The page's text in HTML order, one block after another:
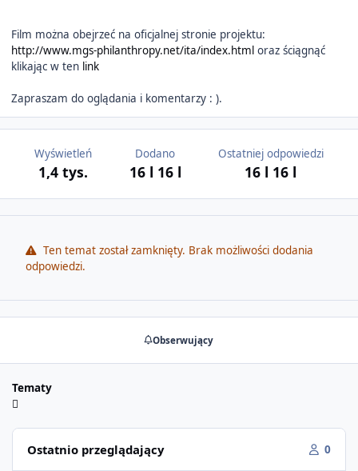
Film można obejrzeć na oficjalnej stronie projektu:
http://www.mgs-philanthropy.net/ita/index.htmloraz ściągnąć
klikając w ten link
Zapraszam do oglądania i komentarzy : ).
Wyświetleń
1,4 tys.
Dodano
16 l 16 l
Ostatniej odpowiedzi
16 l 16 l
Ten temat został zamknięty. Brak możliwości dodania
odpowiedzi.
Obserwujący
Tematy
Ostatnio przeglądający 0